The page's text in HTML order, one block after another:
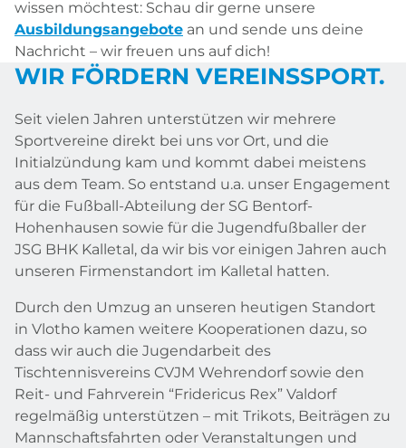
wissen möchtest: Schau dir gerne unsere
Ausbildungsangebote an und sende uns deine
Nachricht – wir freuen uns auf dich!
WIR FÖRDERN VEREINSSPORT.
Seit vielen Jahren unterstützen wir mehrere
Sportvereine direkt bei uns vor Ort, und die
Initialzündung kam und kommt dabei meistens
aus dem Team. So entstand u.a. unser Engagement
für die Fußball-Abteilung der SG Bentorf-
Hohenhausen sowie für die Jugendfußballer der
JSG BHK Kalletal, da wir bis vor einigen Jahren auch
unseren Firmenstandort im Kalletal hatten.
Durch den Umzug an unseren heutigen Standort
in Vlotho kamen weitere Kooperationen dazu, so
dass wir auch die Jugendarbeit des
Tischtennisvereins CVJM Wehrendorf sowie den
Reit- und Fahrverein “Fridericus Rex” Valdorf
regelmäßig unterstützen – mit Trikots, Beiträgen zu
Mannschaftsfahrten oder Veranstaltungen und